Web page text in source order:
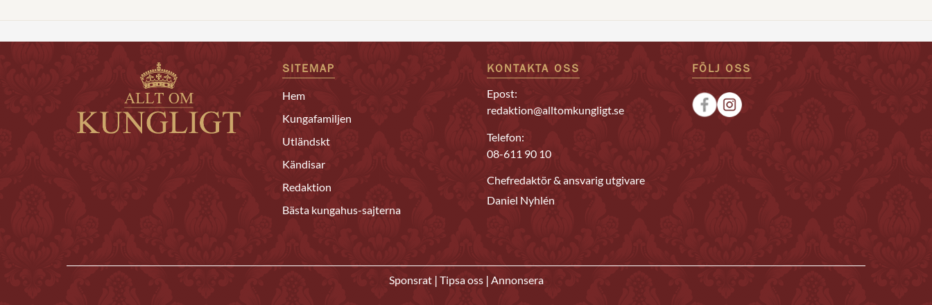
SITEMAP
Hem
Kungafamiljen
Utländskt
Kändisar
Redaktion
Bästa kungahus-sajterna
KONTAKTA OSS
Epost:
redaktion@alltomkungligt.se
Telefon:
08-611 90 10
Chefredaktör & ansvarig utgivare
Daniel Nyhlén
FÖLJ OSS
Sponsrat | Tipsa oss | Annonsera